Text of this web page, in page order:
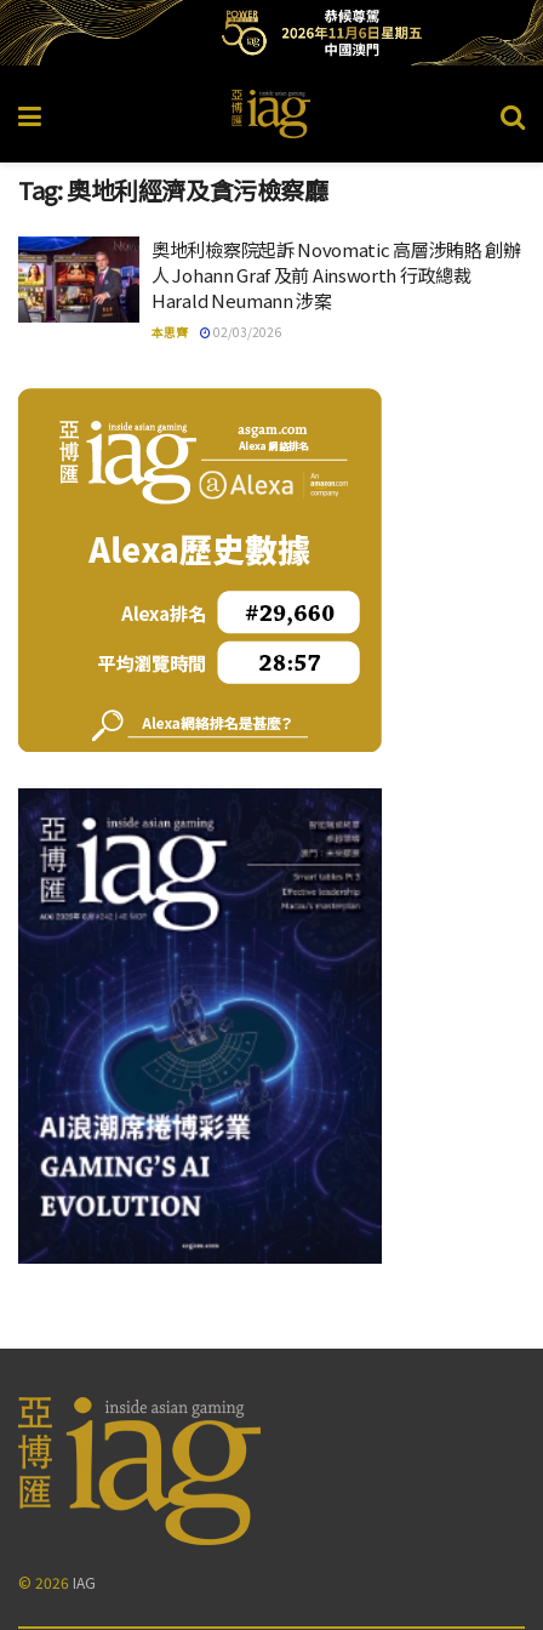
Tag:奧地利經濟及貪污檢察廳
奧地利檢察院起訴 Novomatic 高層涉賄賂 創辦
人 Johann Graf 及前 Ainsworth 行政總裁
Harald Neumann 涉案
本思齊 02/03/2026
© 2026 IAG